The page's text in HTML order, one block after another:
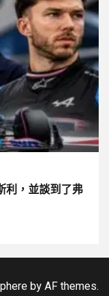
利，並談到了弗
by AF themes.